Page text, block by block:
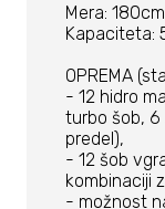
Mera:
Kapaciteta:
OPREMA
- 12 hidro
turbo šob, 6
predel),
- 12 šob
kombinaciji
- možnost